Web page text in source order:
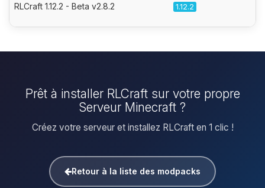
RLCraft 1.12.2 - Beta v2.8.2 1.12.2
Prêt à installer RLCraft sur votre propre
Serveur Minecraft ?
Créez votre serveur et installez RLCraft en 1 clic !
Retour à la liste des modpacks